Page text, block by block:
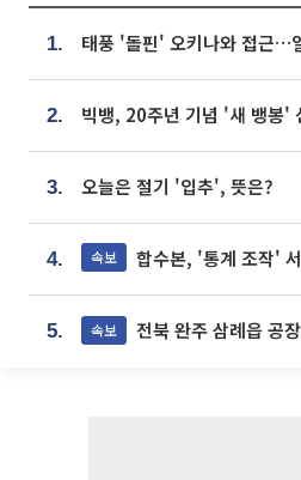
1.
2.
3. 오늘은 절기 '입추', 뜻은?
4. 속보 합수본, '통계 조작' 서울·경기·
5. 속보 전북 완주 삼례읍 공